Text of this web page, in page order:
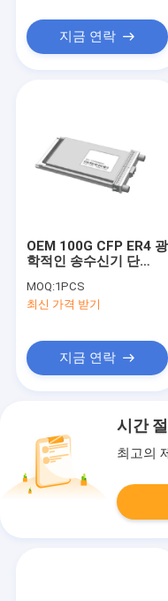
지금 연락
OEM 100G CFP ER4 광
학적인 송수신기 단
륨/FCC/RoHS/TUV/UL
MOQ:1PCS
최신 가격 받기
지금 연락
시간
최고의